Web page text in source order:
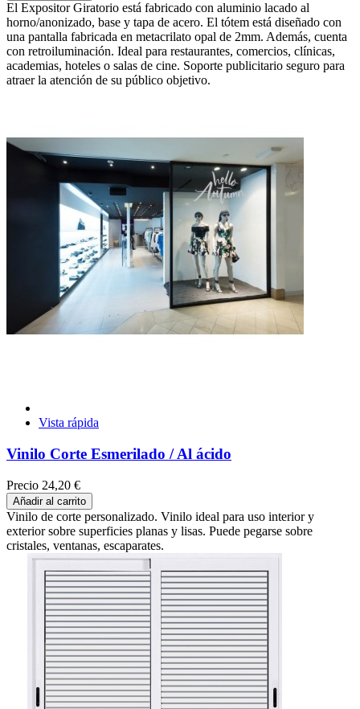
El Expositor Giratorio está fabricado con aluminio lacado al
horno/anonizado, base y tapa de acero. El tótem está diseñado con
una pantalla fabricada en metacrilato opal de 2mm. Además, cuenta
con retroiluminación. Ideal para restaurantes, comercios, clínicas,
academias, hoteles o salas de cine. Soporte publicitario seguro para
atraer la atención de su público objetivo.
Vista rápida
Vinilo Corte Esmerilado / Al ácido
Precio 24,20 €
Añadir al carrito
Vinilo de corte personalizado. Vinilo ideal para uso interior y
exterior sobre superficies planas y lisas. Puede pegarse sobre
cristales, ventanas, escaparates.